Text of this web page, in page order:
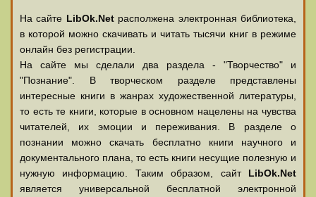
На сайте LibOk.Netрасполжена электронная библиотека,
в которой можно скачивать и читать тысячи книг в режиме
онлайн без регистрации.
На сайте мы сделали два раздела - "Творчество" и
"Познание". В творческом разделе представлены
интересные книги в жанрах художественной литературы,
то есть те книги, которые в основном нацелены на чувства
читателей, их эмоции и переживания. В разделе о
познании можно скачать бесплатно книги научного и
документального плана, то есть книги несущие полезную и
нужную информацию. Таким образом, сайт LibOk.Net
является универсальной бесплатной электронной